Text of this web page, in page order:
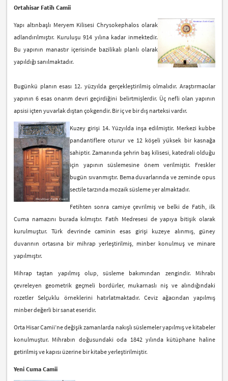
Ortahisar Fatih Camii
Yapı altınbaşlı Meryem Kilisesi Chrysokephalos olarak
adlandırılmıştır. Kuruluşu 914 yılına kadar inmektedir.
Bu yapının manastır içerisinde bazilikalı planlı olarak
yapıldığı sanılmaktadır.
Bugünkü planın esası 12. yüzyılda gerçekleştirilmiş olmalıdır. Araştırmacılar
yapının 6 esas onarım devri geçirdiğini belirtmişlerdir. Üç nefli olan yapının
apsisi içten yuvarlak dıştan çokgendir. Bir iç ve bir dış narteksi vardır.
Kuzey girişi 14. Yüzyılda inşa edilmiştir. Merkezi kubbe
pandantiflere oturur ve 12 köşeli yüksek bir kasnağa
sahiptir. Zamanında şehrin baş kilisesi, katedrali olduğu
için yapının süslemesine önem verilmiştir. Freskler
bugün sıvanmıştır. Bema duvarlarında ve zeminde opus
sectile tarzında mozaik süsleme yer almaktadır.
Fetihten sonra camiye çevrilmiş ve belki de Fatih, ilk
Cuma namazını burada kılmıştır. Fatih Medresesi de yapıya bitişik olarak
kurulmuştur. Türk devrinde caminin esas girişi kuzeye alınmış, güney
duvarının ortasına bir mihrap yerleştirilmiş, minber konulmuş ve minare
yapılmıştır.
Mihrap taştan yapılmış olup, süsleme bakımından zengindir. Mihrabı
çevreleyen geometrik geçmeli bordürler, mukarnaslı niş ve alındığındaki
rozetler Selçuklu örneklerini hatırlatmaktadır. Ceviz ağacından yapılmış
minber değerli bir sanat eseridir.
Orta Hisar Camii’ne değişik zamanlarda nakışlı süslemeler yapılmış ve kitabeler
konulmuştur. Mihrabın doğusundaki oda 1842 yılında kütüphane haline
getirilmiş ve kapısı üzerine bir kitabe yerleştirilmiştir.
Yeni Cuma Camii